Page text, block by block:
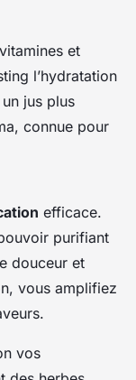
et
l’hydratation
jus plus
connue pour
efficace.
purifiant
douceur et
vous amplifiez
vos